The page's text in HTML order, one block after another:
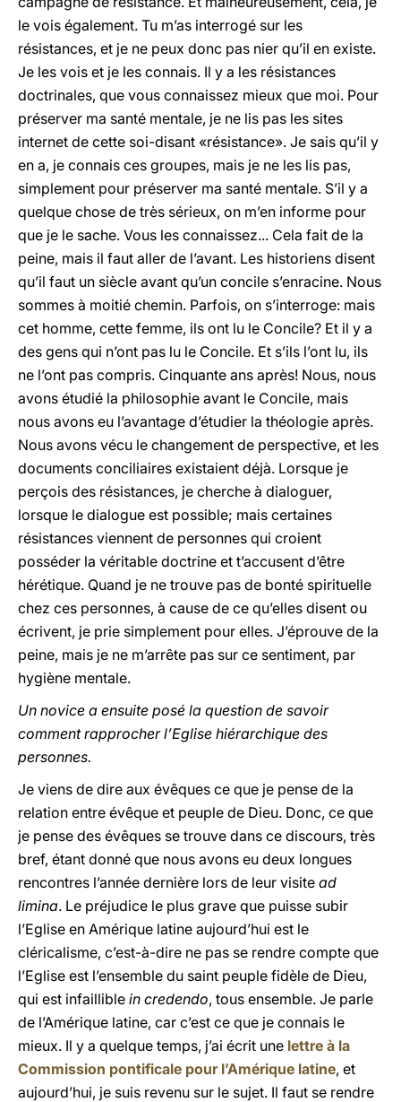
le vois également. Tu m’as interrogé sur les
résistances, et je ne peux donc pas nier qu’il en existe.
Je les vois et je les connais. Il y a les résistances
doctrinales, que vous connaissez mieux que moi. Pour
préserver ma santé mentale, je ne lis pas les sites
internet de cette soi-disant «résistance». Je sais qu’il y
en a, je connais ces groupes, mais je ne les lis pas,
simplement pour préserver ma santé mentale. S’il y a
quelque chose de très sérieux, on m’en informe pour
que je le sache. Vous les connaissez... Cela fait de la
peine, mais il faut aller de l’avant. Les historiens disent
qu’il faut un siècle avant qu’un concile s’enracine. Nous
sommes à moitié chemin. Parfois, on s’interroge: mais
cet homme, cette femme, ils ont lu le Concile? Et il y a
des gens qui n’ont pas lu le Concile. Et s’ils l’ont lu, ils
ne l’ont pas compris. Cinquante ans après! Nous, nous
avons étudié la philosophie avant le Concile, mais
nous avons eu l’avantage d’étudier la théologie après.
Nous avons vécu le changement de perspective, et les
documents conciliaires existaient déjà. Lorsque je
perçois des résistances, je cherche à dialoguer,
lorsque le dialogue est possible; mais certaines
résistances viennent de personnes qui croient
posséder la véritable doctrine et t’accusent d’être
hérétique. Quand je ne trouve pas de bonté spirituelle
chez ces personnes, à cause de ce qu’elles disent ou
écrivent, je prie simplement pour elles. J’éprouve de la
peine, mais je ne m’arrête pas sur ce sentiment, par
hygiène mentale.
Un novice a ensuite posé la question de savoir
comment rapprocher l’Eglise hiérarchique des
personnes.
Je viens de dire aux évêques ce que je pense de la
relation entre évêque et peuple de Dieu. Donc, ce que
je pense des évêques se trouve dans ce discours, très
bref, étant donné que nous avons eu deux longues
rencontres l’année dernière lors de leur visite ad
limina. Le préjudice le plus grave que puisse subir
l’Eglise en Amérique latine aujourd’hui est le
cléricalisme, c’est-à-dire ne pas se rendre compte que
l’Eglise est l’ensemble du saint peuple fidèle de Dieu,
qui est infaillible in credendo, tous ensemble. Je parle
de l’Amérique latine, car c’est ce que je connais le
mieux. Il y a quelque temps, j’ai écrit une lettre à la
Commission pontificale pour l’Amérique latine, et
aujourd’hui, je suis revenu sur le sujet. Il faut se rendre